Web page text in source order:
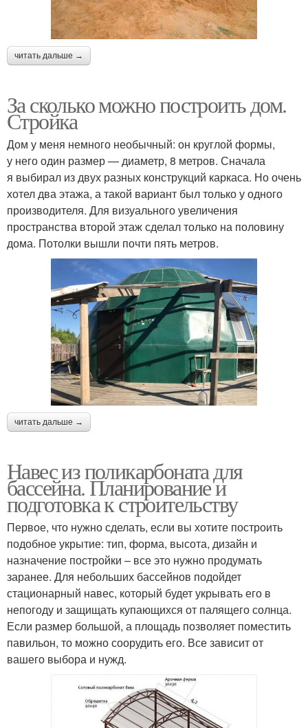
читать дальше →
За сколько можно построить дом.
Стройка
Дом у меня немного необычный: он круглой формы,
у него один размер — диаметр, 8 метров. Сначала
я выбирал из двух разных конструкций каркаса. Но очень
хотел два этажа, а такой вариант был только у одного
производителя. Для визуального увеличения
пространства второй этаж сделал только на половину
дома. Потолки вышли почти пять метров.
читать дальше →
Навес из поликарбоната для
бассейна. Планирование и
подготовка к строительству
Первое, что нужно сделать, если вы хотите построить
подобное укрытие: тип, форма, высота, дизайн и
назначение постройки – все это нужно продумать
заранее. Для небольших бассейнов подойдет
стационарный навес, который будет укрывать его в
непогоду и защищать купающихся от палящего солнца.
Если размер большой, а площадь позволяет поместить
павильон, то можно соорудить его. Все зависит от
вашего выбора и нужд.